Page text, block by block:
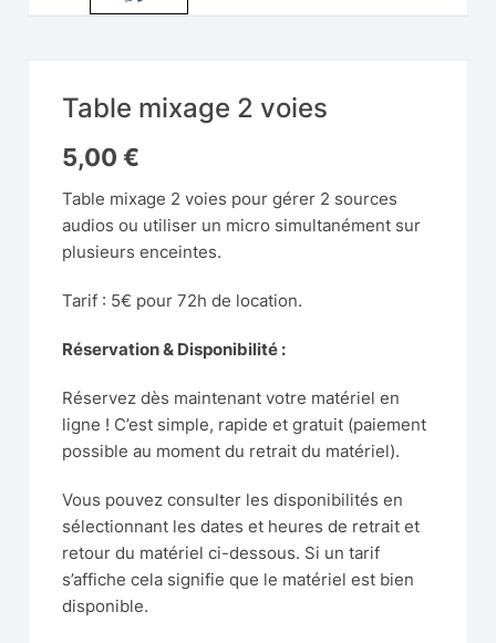
Table mixage 2 voies
5,00 €
Table mixage 2 voies pour gérer 2 sources
audios ou utiliser un micro simultanément sur
plusieurs enceintes.
Tarif : 5€ pour 72h de location.
Réservation & Disponibilité :
Réservez dès maintenant votre matériel en
ligne ! C’est simple, rapide et gratuit (paiement
possible au moment du retrait du matériel).
Vous pouvez consulter les disponibilités en
sélectionnant les dates et heures de retrait et
retour du matériel ci-dessous. Si un tarif
s’affiche cela signifie que le matériel est bien
disponible.